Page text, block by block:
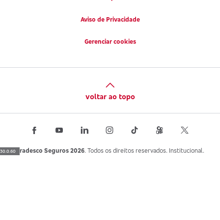
30.0.60
Aviso de Privacidade
Gerenciar cookies
voltar ao topo
Bradesco Seguros 2026. Todos os direitos reservados. Institucional.